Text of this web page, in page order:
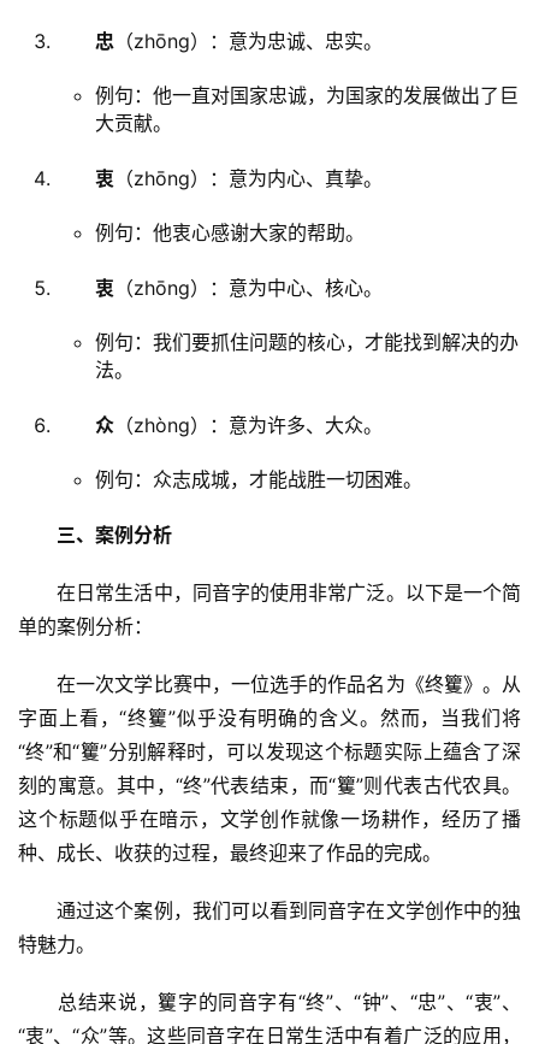
汉
忠 （zhōng）：意为忠诚、忠实。
例句：他一直对国家忠诚，为国家的发展做出了巨
大贡献。
衷 （zhōng）：意为内心、真挚。
例句：他衷心感谢大家的帮助。
衷 （zhōng）：意为中心、核心。
例句：我们要抓住问题的核心，才能找到解决的办
法。
众 （zhòng）：意为许多、大众。
例句：众志成城，才能战胜一切困难。
三、案例分析
在日常生活中，同音字的使用非常广泛。以下是一个简
单的案例分析：
在一次文学比赛中，一位选手的作品名为《终籰》。从
字面上看，“终籰”似乎没有明确的含义。然而，当我们将
“终”和“籰”分别解释时，可以发现这个标题实际上蕴含了深
刻的寓意。其中，“终”代表结束，而“籰”则代表古代农具。
这个标题似乎在暗示，文学创作就像一场耕作，经历了播
种、成长、收获的过程，最终迎来了作品的完成。
通过这个案例，我们可以看到同音字在文学创作中的独
特魅力。
总结来说，籰字的同音字有“终”、“钟”、“忠”、“衷”、
“衷”、“众”等。这些同音字在日常生活中有着广泛的应用，